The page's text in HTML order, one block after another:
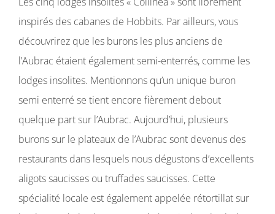
inspirés des cabanes de Hobbits. Par ailleurs, vous
découvrirez que les burons les plus anciens de
l’Aubrac étaient également semi-enterrés, comme les
lodges insolites. Mentionnons qu’un unique buron
semi enterré se tient encore fièrement debout
quelque part sur l’Aubrac. Aujourd’hui, plusieurs
burons sur le plateaux de l’Aubrac sont devenus des
restaurants dans lesquels nous dégustons d’excellents
aligots saucisses ou truffades saucisses. Cette
spécialité locale est également appelée rétortillat sur